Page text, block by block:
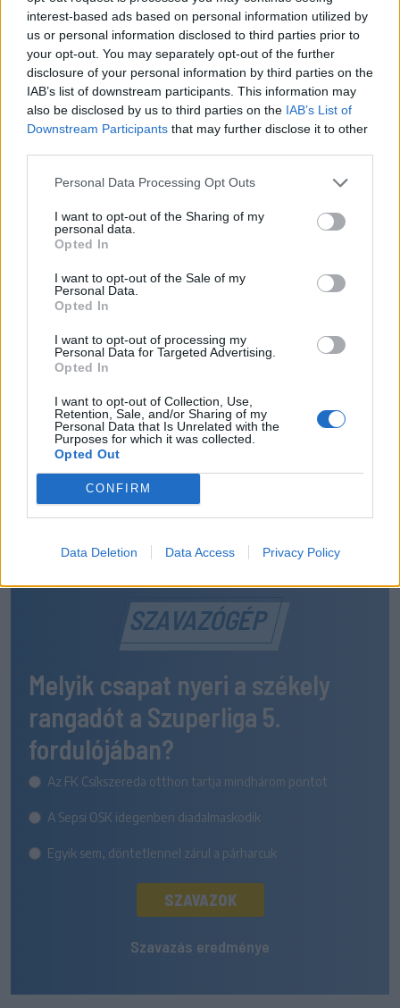
interest-based ads based on personal information utilized by
us or personal information disclosed to third parties prior to
your opt-out. You may separately opt-out of the further
disclosure of your personal information by third parties on the
IAB’s list of downstream participants. This information may
also be disclosed by us to third parties on the IAB’s List of
Downstream Participants that may further disclose it to other
Personal Data Processing Opt Outs
I want to opt-out of the Sharing of my
personal data.
Opted In
I want to opt-out of the Sale of my
Personal Data.
Opted In
I want to opt-out of processing my
Personal Data for Targeted Advertising.
Opted In
I want to opt-out of Collection, Use,
Retention, Sale, and/or Sharing of my
Personal Data that Is Unrelated with the
Purposes for which it was collected.
Opted Out
CONFIRM
Data Deletion Data Access Privacy Policy
Nem kell senkinek állnia, idegenbeli meccsekkel
indítja a kézibajnokságot a Marosvásárhelyi VSK
13:57
Corbu góljától hangos a román és a magyar sajtó,
válogatott meghívót sürgetnek
Új korszak a Sepsi OSK II-nél, fiatalos hévvel épül a
jövő csapata
11:24
FOTE-ra
09:49
Hazai pályán játszik a CFR, idegenben lép pályára a
Craiova – a csütörtöki sportműsor
SZAVAZÓGÉP
Melyik csapat nyeri a székely
rangadót a Szuperliga 5.
fordulójában?
Az FK Csíkszereda otthon tartja mindhárom pontot
A Sepsi OSK idegenben diadalmaskodik
Egyik sem, döntetlennel zárul a párharcuk
SZAVAZOK
Szavazás eredménye